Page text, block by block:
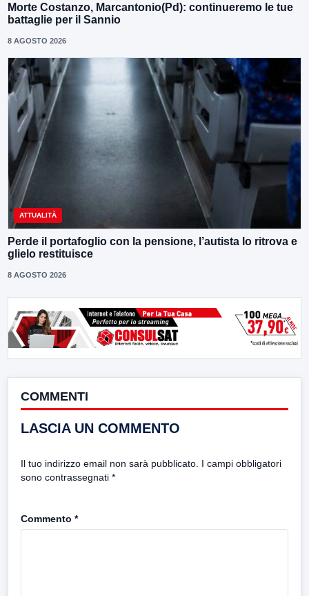
Morte Costanzo, Marcantonio(Pd): continueremo le tue
battaglie per il Sannio
8 AGOSTO 2026
ATTUALITÀ
Perde il portafoglio con la pensione, l’autista lo ritrova e
glielo restituisce
8 AGOSTO 2026
COMMENTI
LASCIA UN COMMENTO
Il tuo indirizzo email non sarà pubblicato. I campi obbligatori
sono contrassegnati *
Commento *